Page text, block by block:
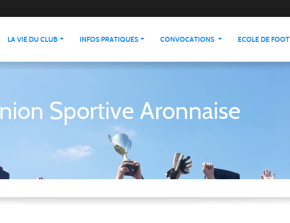
LA VIE DU CLUB INFOS PRATIQUES CONVOCATIONS ECOLE DE FOOT
Sportive Aronnaise